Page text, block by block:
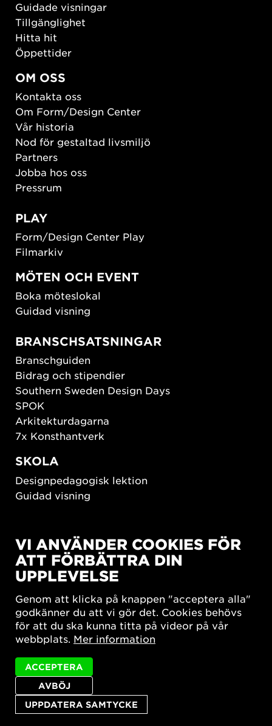
Guidade visningar
Tillgänglighet
Hitta hit
Öppettider
OM OSS
Kontakta oss
Om Form/Design Center
Vår historia
Nod för gestaltad livsmiljö
Partners
Jobba hos oss
Pressrum
PLAY
Form/Design Center Play
Filmarkiv
MÖTEN OCH EVENT
Boka möteslokal
Guidad visning
BRANSCHSATSNINGAR
Branschguiden
Bidrag och stipendier
Southern Sweden Design Days
SPOK
Arkitekturdagarna
7x Konsthantverk
SKOLA
Designpedagogisk lektion
Guidad visning
New European Bauhaus
SUSTAINORDIC
Share Future Living
What Matter_s
Integritetspolicy
Cookie-inställningar
© 2026 Form/Design Center
VI ANVÄNDER COOKIES FÖR
ATT FÖRBÄTTRA DIN
UPPLEVELSE
Genom att klicka på knappen "acceptera alla"
godkänner du att vi gör det. Cookies behövs
för att du ska kunna titta på videor på vår
webbplats. Mer information
UPPDATERA SAMTYCKE
AVBÖJ
ACCEPTERA